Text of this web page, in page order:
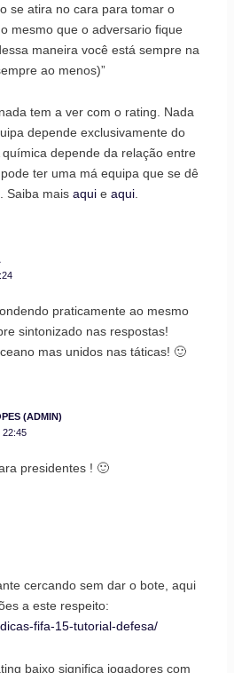
se atira no cara para tomar o
mesmo que o adversario fique
maneira você está sempre na
ao menos)”
tem a ver com o rating. Nada
depende exclusivamente do
depende da relação entre
ter uma má equipa que se dê
Saiba mais aquie aqui.
praticamente ao mesmo
sintonizado nas respostas!
mas unidos nas táticas! 🙂
(ADMIN)
22:45
presidentes ! 🙂
cercando sem dar o bote, aqui
a este respeito:
fifa-15-tutorial-defesa/
baixo significa jogadores com